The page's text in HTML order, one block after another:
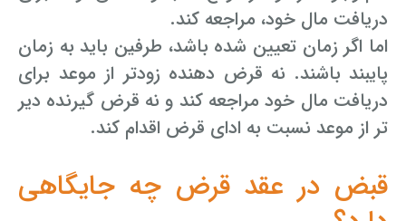
دریافت مال خود، مراجعه کند.
اما اگر زمان تعیین شده باشد، طرفین باید به زمان
پایبند باشند. نه قرض دهنده زودتر از موعد برای
دریافت مال خود مراجعه کند و نه قرض گیرنده دیر
تر از موعد نسبت به ادای قرض اقدام کند.
قبض در عقد قرض چه جایگاهی